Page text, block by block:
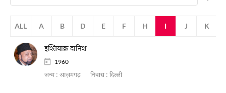
ALL A B D E F H I J K
इश्तियाक़ दानिश
1960
जन्म : आज़मगढ़ निवास : दिल्ली